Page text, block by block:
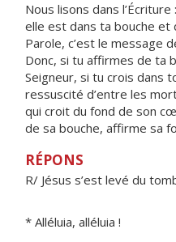
Nous lisons dans
elle est dans ta bouche
Parole, c’est le message
Donc, si tu affirmes de ta
Seigneur, si tu crois dans
ressuscité d’entre les
qui croit du fond de son
de sa bouche, affirme sa
RÉPONS
R/ Jésus s’est levé du
* Alléluia, alléluia !